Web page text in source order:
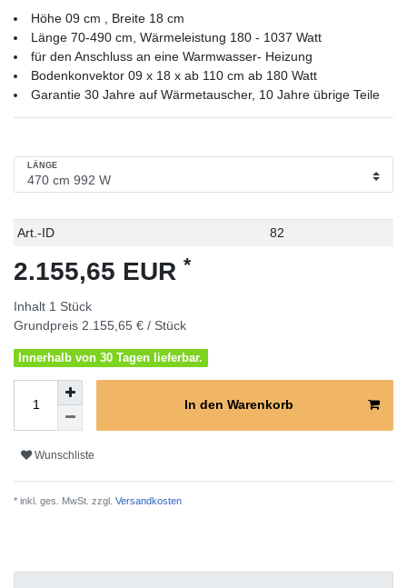
Höhe 09 cm , Breite 18 cm
Länge 70-490 cm, Wärmeleistung 180 - 1037 Watt
für den Anschluss an eine Warmwasser- Heizung
Bodenkonvektor 09 x 18 x ab 110 cm ab 180 Watt
Garantie 30 Jahre auf Wärmetauscher, 10 Jahre übrige Teile
LÄNGE
Technisches
Wert
Art.-ID 82
2.155,65 EUR *
Inhalt 1 Stück
Grundpreis 2.155,65 € / Stück
Innerhalb von 30 Tagen lieferbar.
In den Warenkorb
Wunschliste
* inkl. ges. MwSt. zzgl. Versandkosten